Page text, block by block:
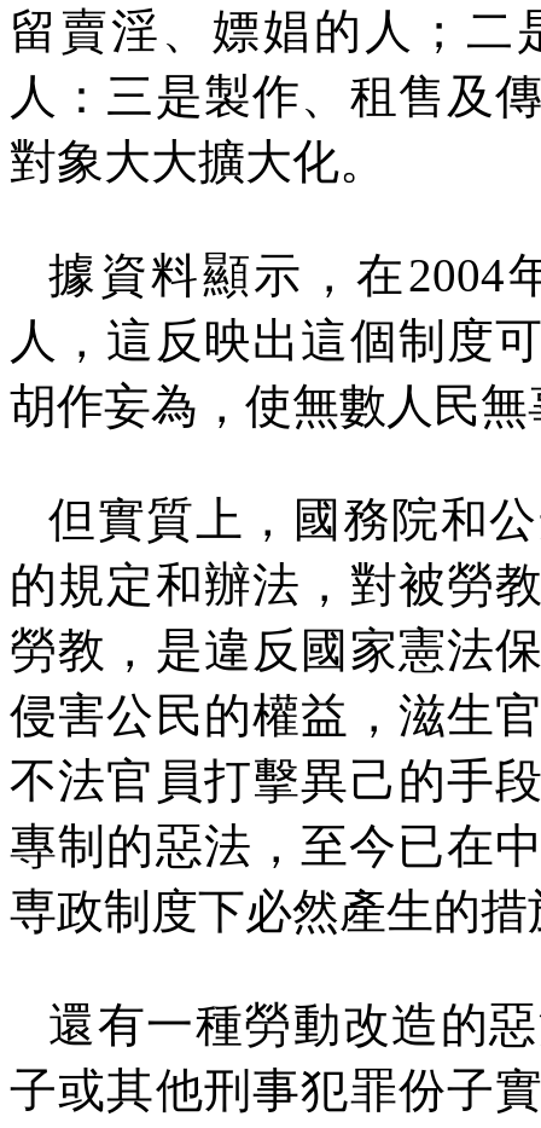
留賣淫、嫖娼的人；二
人：三是製作、租售及
對象大大擴大化。
據資料顯示，在2004
人，這反映出這個制度
胡作妄為，使無數人民
但實質上，國務院和
的規定和辦法，對被勞
勞教，是違反國家憲法
侵害公民的權益，滋生
不法官員打擊異己的手
專制的惡法，至今已在
専政制度下必然產生的措
還有一種勞動改造的
子或其他刑事犯罪份子